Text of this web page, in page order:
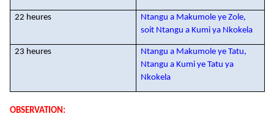
22 heures
Ntangu a Makumole ye Zole,
soit Ntangu a Kumi ya Nkokela
23 heures
Ntangu a Makumole ye Tatu,
Ntangu a Kumi ye Tatu ya
Nkokela
OBSERVATION: